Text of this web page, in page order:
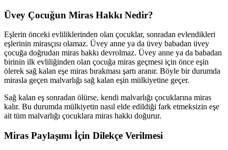
Üvey Çocuğun Miras Hakkı Nedir?
Eşlerin önceki evliliklerinden olan çocuklar, sonradan evlendikleri
eşlerinin mirasçısı olamaz. Üvey anne ya da üvey babadan üvey
çocuğa doğrudan miras hakkı devrolmaz. Üvey anne ya da babadan
birinin ilk evliliğinden olan çocuğa miras geçmesi için önce eşin
ölerek sağ kalan eşe miras bırakması şartı aranır. Böyle bir durumda
mirasla geçen malvarlığı sağ kalan eşin mülkiyetine geçer.
Sağ kalan eş sonradan ölürse, kendi malvarlığı çocuklarına miras
kalır. Bu durumda mülkiyetin nasıl elde edildiği fark etmeksizin eşe
ait tüm malvarlığı çocuklara miras hakkı doğurur.
Miras Paylaşımı İçin Dilekçe Verilmesi